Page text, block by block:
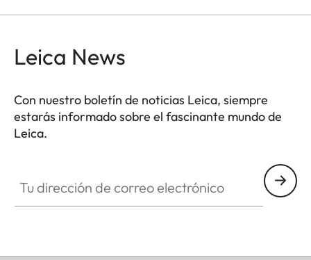
Leica News
Con nuestro boletín de noticias Leica, siempre
estarás informado sobre el fascinante mundo de
Leica.